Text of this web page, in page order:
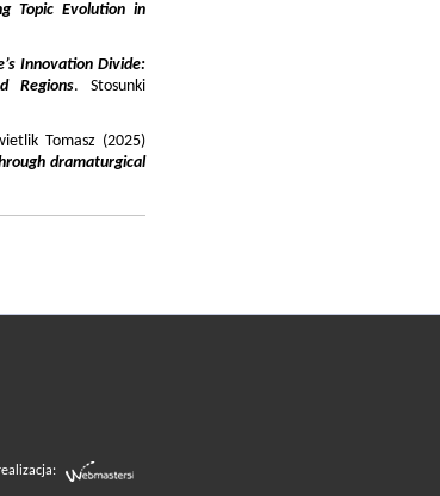
Topic Evolution in
Innovation Divide:
Regions. Stosunki
Tomasz (2025)
dramaturgical